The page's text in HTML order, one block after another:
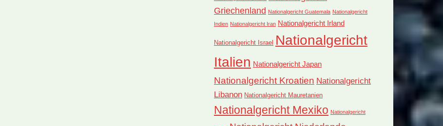
Griechenland Nationalgericht Guatemala Nationalgericht
Indien Nationalgericht Iran Nationalgericht Irland
Nationalgericht Israel Nationalgericht
Italien Nationalgericht Japan
Nationalgericht Kroatien Nationalgericht
Libanon Nationalgericht Mauretanien
Nationalgericht Mexiko Nationalgericht